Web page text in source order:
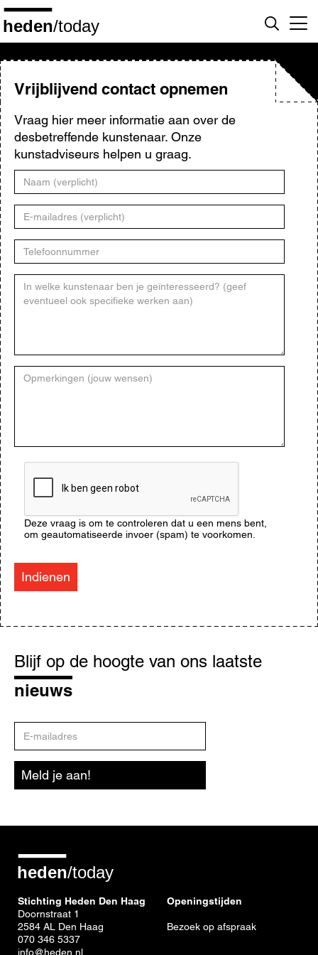
Overslaan
en
naar
inhoud
gaanVrijblijvend contact opnemen
Vraag hier meer informatie aan over de
desbetreffende kunstenaar. Onze
kunstadviseurs helpen u graag.
Naam
E-
mailadres
Telefoonnummer
Kunstenaar
Opmerkingen
(jouw
Deze vraag is om te controleren dat u een mens bent,
om geautomatiseerde invoer (spam) te voorkomen.
Indienen
op
de
hoogte
Blijf op de hoogte van ons laatste
nieuws
mailadres
Meld je aan!
Stichting Heden Den Haag
Doornstraat 1
2584 AL Den Haag
070 346 5337
info@heden.nl
Openingstijden
Bezoek op afspraak